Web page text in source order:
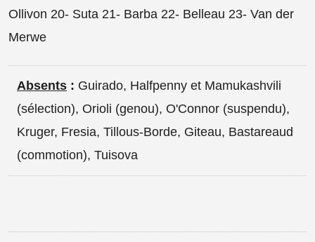
Ollivon 20- Suta 21- Barba 22- Belleau 23- Van der
Merwe
Absents : Guirado, Halfpenny et Mamukashvili
(sélection), Orioli (genou), O'Connor (suspendu),
Kruger, Fresia, Tillous-Borde, Giteau, Bastareaud
(commotion), Tuisova